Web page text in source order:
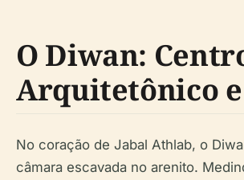
O Diwan:
Arquitetônico
No coração de Jabal Athlab, o
câmara escavada no arenito.